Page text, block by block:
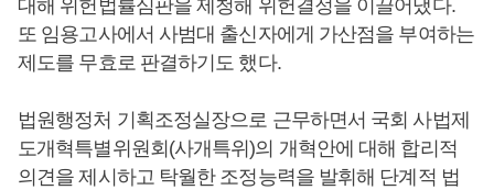
대해 위헌법률심판을 제청해 위헌결정을 이끌어냈다.
또 임용고사에서 사범대 출신자에게 가산점을 부여하는
제도를 무효로 판결하기도 했다.
법원행정처 기획조정실장으로 근무하면서 국회 사법제
도개혁특별위원회(사개특위)의 개혁안에 대해 합리적
의견을 제시하고 탁월한 조정능력을 발휘해 단계적 법